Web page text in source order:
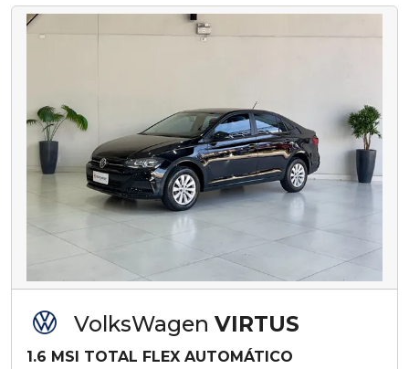
VolksWagen VIRTUS
1.6 MSI TOTAL FLEX AUTOMÁTICO